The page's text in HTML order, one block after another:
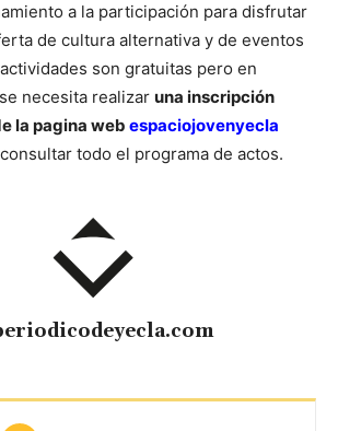
a la participación para disfrutar
de cultura alternativa y de eventos
son gratuitas pero en
necesita realizar una inscripción
la pagina web espaciojovenyecla
todo el programa de actos.